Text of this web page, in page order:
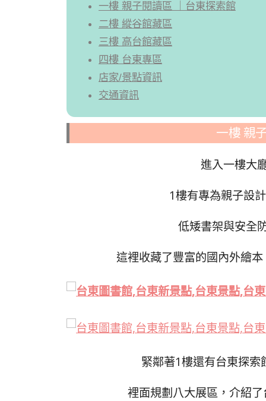
一樓 親子閱讀區 ｜台東探索館
二樓 縱谷館藏區
三樓 高台館藏區
四樓 台東專區
店家/景點資訊
交通資訊
一樓 親
進入一樓大
1樓有專為親子設
低矮書架與安全
這裡收藏了豐富的國內外繪
緊鄰著1樓還有台東探
裡面規劃八大展區，介紹